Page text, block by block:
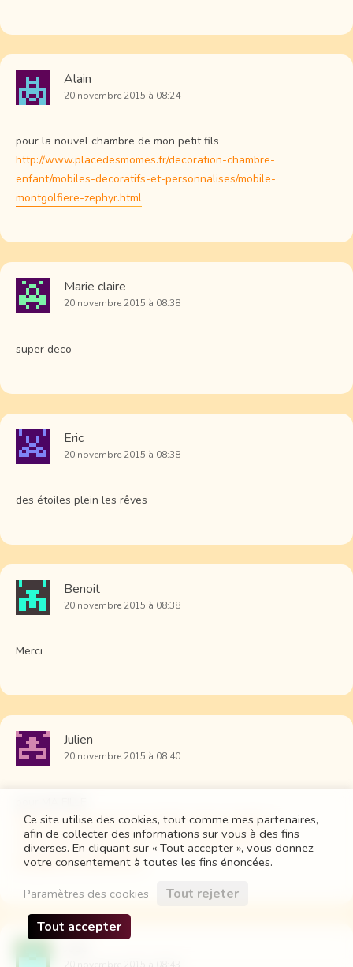
Alain
20 novembre 2015 à 08:24
pour la nouvel chambre de mon petit fils
http://www.placedesmomes.fr/decoration-chambre-
enfant/mobiles-decoratifs-et-personnalises/mobile-
montgolfiere-zephyr.html
Marie claire
20 novembre 2015 à 08:38
super deco
Eric
20 novembre 2015 à 08:38
des étoiles plein les rêves
Benoit
20 novembre 2015 à 08:38
Merci
Julien
20 novembre 2015 à 08:40
http://www.placedesmomes.fr/decoration-chambre-
enfant/mobiles-decoratifs-et-personnalises/mobile-
montgolfiere-zephyr.html
Ce site utilise des cookies, tout comme mes partenaires,
afin de collecter des informations sur vous à des fins
diverses. En cliquant sur « Tout accepter », vous donnez
votre consentement à toutes les fins énoncées.
Paramètres des cookies
Tout rejeter
Tout accepter